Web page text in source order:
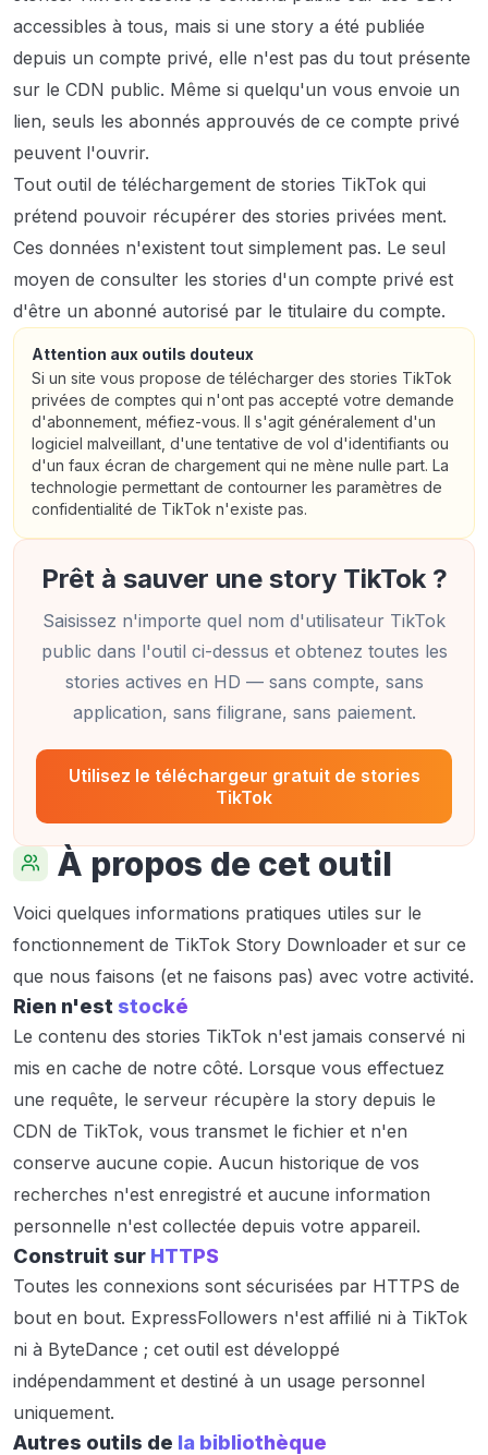
accessibles à tous, mais si une story a été publiée
depuis un compte privé, elle n'est pas du tout présente
sur le CDN public. Même si quelqu'un vous envoie un
lien, seuls les abonnés approuvés de ce compte privé
peuvent l'ouvrir.
Tout outil de téléchargement de stories TikTok qui
prétend pouvoir récupérer des stories privées ment.
Ces données n'existent tout simplement pas. Le seul
moyen de consulter les stories d'un compte privé est
d'être un abonné autorisé par le titulaire du compte.
Attention aux outils douteux
Si un site vous propose de télécharger des stories TikTok
privées de comptes qui n'ont pas accepté votre demande
d'abonnement, méfiez-vous. Il s'agit généralement d'un
logiciel malveillant, d'une tentative de vol d'identifiants ou
d'un faux écran de chargement qui ne mène nulle part. La
technologie permettant de contourner les paramètres de
confidentialité de TikTok n'existe pas.
Prêt à sauver une story TikTok ?
Saisissez n'importe quel nom d'utilisateur TikTok
public dans l'outil ci-dessus et obtenez toutes les
stories actives en HD — sans compte, sans
application, sans filigrane, sans paiement.
Utilisez le téléchargeur gratuit de stories
TikTok
À propos de cet outil
Voici quelques informations pratiques utiles sur le
fonctionnement de TikTok Story Downloader et sur ce
que nous faisons (et ne faisons pas) avec votre activité.
Rien n'est stocké
Le contenu des stories TikTok n'est jamais conservé ni
mis en cache de notre côté. Lorsque vous effectuez
une requête, le serveur récupère la story depuis le
CDN de TikTok, vous transmet le fichier et n'en
conserve aucune copie. Aucun historique de vos
recherches n'est enregistré et aucune information
personnelle n'est collectée depuis votre appareil.
Construit sur HTTPS
Toutes les connexions sont sécurisées par HTTPS de
bout en bout. ExpressFollowers n'est affilié ni à TikTok
ni à ByteDance ; cet outil est développé
indépendamment et destiné à un usage personnel
uniquement.
Autres outils de la bibliothèque